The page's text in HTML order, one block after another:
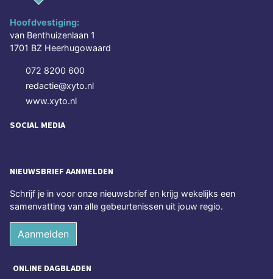
Hoofdvestiging:
van Benthuizenlaan 1
1701 BZ Heerhugowaard
072 8200 600
redactie@xyto.nl
www.xyto.nl
SOCIAL MEDIA
NIEUWSBRIEF AANMELDEN
Schrijf je in voor onze nieuwsbrief en krijg wekelijks een
samenvatting van alle gebeurtenissen uit jouw regio.
Aanmelden
ONLINE DAGBLADEN